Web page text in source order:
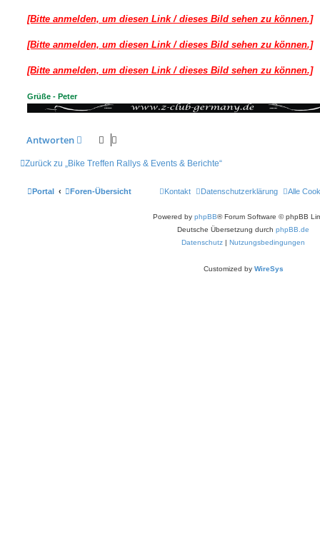
[Bitte anmelden, um diesen Link / dieses Bild sehen zu können.]
[Bitte anmelden, um diesen Link / dieses Bild sehen zu können.]
[Bitte anmelden, um diesen Link / dieses Bild sehen zu können.]
Grüße - Peter
Antworten
Zurück zu „Bike Treffen Rallys & Events & Berichte“
Portal Foren-Übersicht Alle
Datenschutzerklärung
Kontakt
Powered by phpBB® Forum Software © phpBB
Deutsche Übersetzung durch phpBB.de
Datenschutz | Nutzungsbedingungen
Customized by WireSys